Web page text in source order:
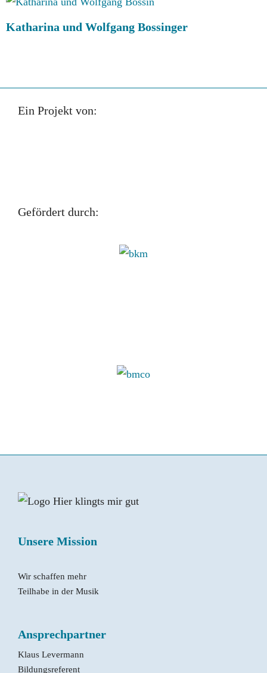
Katharina und Wolfgang Bossinger
Ein Projekt von:
Gefördert durch:
Unsere Mission
Wir schaffen mehr
Teilhabe in der Musik
Ansprechpartner
Klaus Levermann
Bildungsreferent